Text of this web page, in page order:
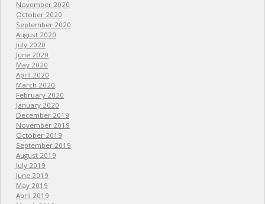
November 2020
October 2020
September 2020
August 2020
July 2020
June 2020
May 2020
April 2020
March 2020
February 2020
January 2020
December 2019
November 2019
October 2019
September 2019
August 2019
July 2019
June 2019
May 2019
April 2019